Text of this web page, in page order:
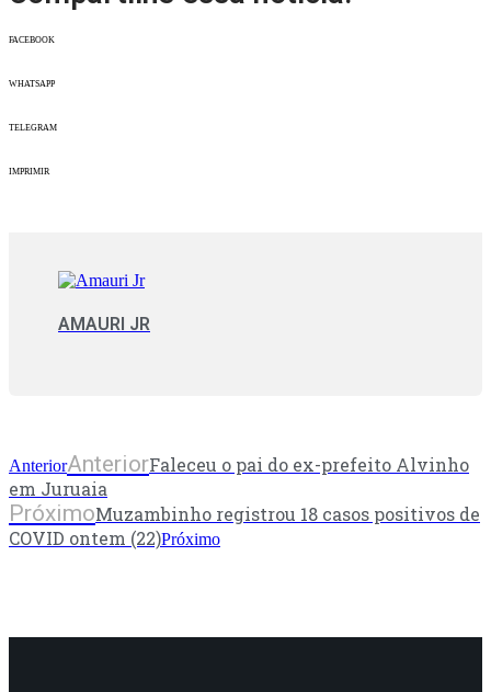
FACEBOOK
WHATSAPP
TELEGRAM
IMPRIMIR
AMAURI JR
AnteriorAnteriorFaleceu o pai do ex-prefeito Alvinho
em Juruaia
PróximoMuzambinho registrou 18 casos positivos de
COVID ontem (22)Próximo